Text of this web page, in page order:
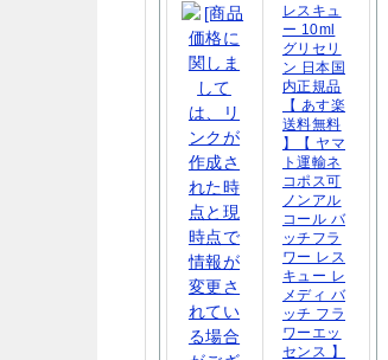
レスキュ
ー 10ml
グリセリ
ン 日本国
内正規品
【 あす楽
送料無料
】【 ヤマ
ト運輸ネ
コポス可
ノンアル
コール バ
ッチフラ
ワー レス
キュー レ
メディ バ
ッチ フラ
ワーエッ
センス 】